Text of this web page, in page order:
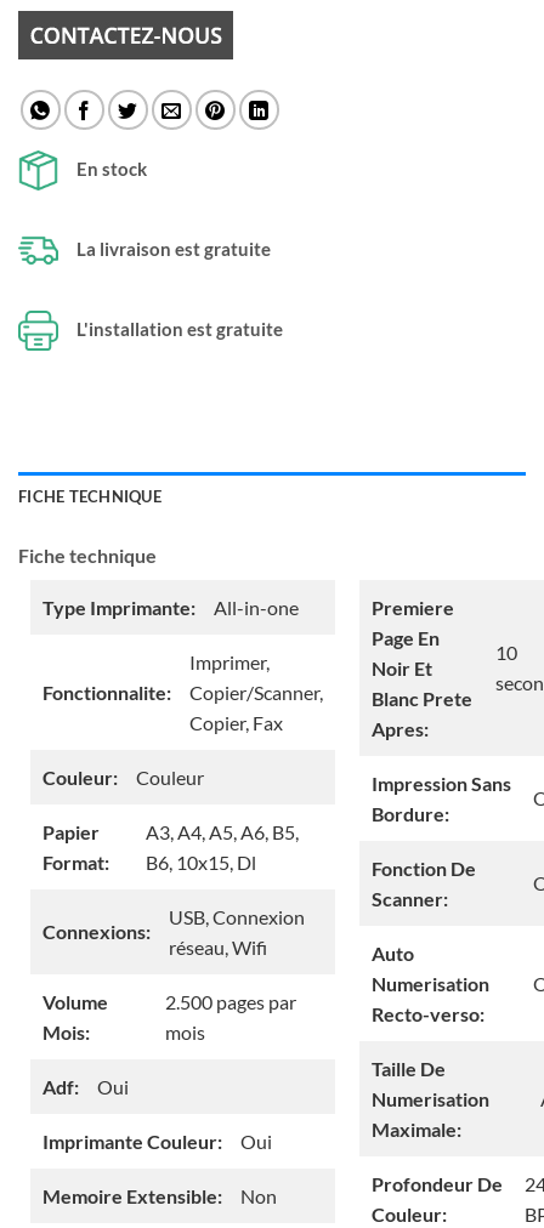
En stock
La livraison est gratuite
L'installation est gratuite
FICHE TECHNIQUE
Fiche technique
Type Imprimante: All-in-one
Fonctionnalite:
Imprimer,
Copier/Scanner,
Copier, Fax
Couleur: Couleur
Papier
Format:
A3, A4, A5, A6, B5,
B6, 10x15, Dl
Connexions:
USB, Connexion
réseau, Wifi
Volume
Mois:
2.500 pages par
mois
Adf: Oui
Imprimante Couleur: Oui
Memoire Extensible: Non
Premiere
Page En
Noir Et
Blanc Prete
Apres:
10
Impression Sans
Bordure:
Fonction De
Scanner:
Auto
Numerisation
Recto-verso:
Taille De
Numerisation
Maximale:
Profondeur De
Couleur: